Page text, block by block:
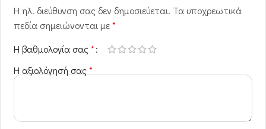
Η ηλ. διεύθυνση σας δεν δημοσιεύεται. Τα υποχρεωτικά
πεδία σημειώνονται με*
Η βαθμολογία σας*
Η αξιολόγησή σας*